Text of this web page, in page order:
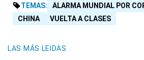
TEMAS:
ALARMA MUNDIAL POR
CHINA
VUELTA A CLASES
LAS MÁS LEIDAS